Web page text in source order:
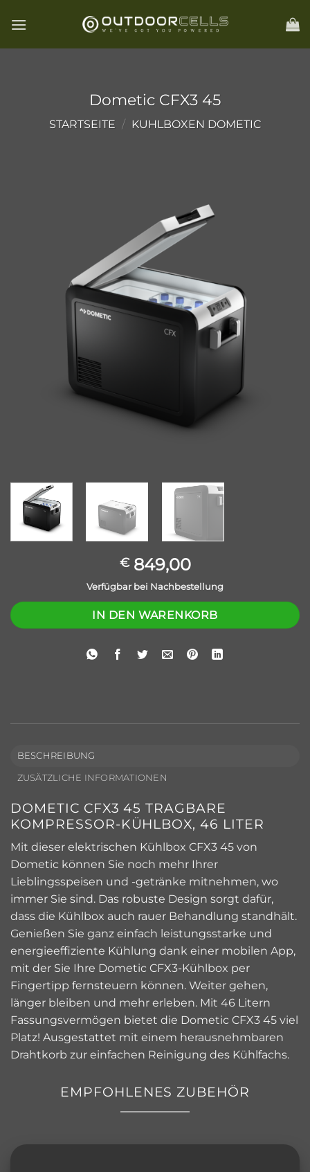
Inhalt
Dometic CFX3 45
STARTSEITE / KUHLBOXEN DOMETIC
€849,00
Verfügbar bei Nachbestellung
IN DEN WARENKORB
BESCHREIBUNG
ZUSÄTZLICHE INFORMATIONEN
DOMETIC CFX3 45 TRAGBARE
KOMPRESSOR-KÜHLBOX, 46 LITER
Mit dieser elektrischen Kühlbox CFX3 45 von
Dometic können Sie noch mehr Ihrer
Lieblingsspeisen und -getränke mitnehmen, wo
immer Sie sind. Das robuste Design sorgt dafür,
dass die Kühlbox auch rauer Behandlung standhält.
Genießen Sie ganz einfach leistungsstarke und
energieeffiziente Kühlung dank einer mobilen App,
mit der Sie Ihre Dometic CFX3-Kühlbox per
Fingertipp fernsteuern können. Weiter gehen,
länger bleiben und mehr erleben. Mit 46 Litern
Fassungsvermögen bietet die Dometic CFX3 45 viel
Platz! Ausgestattet mit einem herausnehmbaren
Drahtkorb zur einfachen Reinigung des Kühlfachs.
EMPFOHLENES ZUBEHÖR